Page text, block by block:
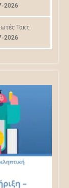
2026
Τακτ.
2026